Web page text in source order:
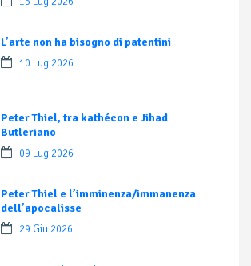
L’arte non ha bisogno di patentini
10 Lug 2026
Peter Thiel, tra kathécon e Jihad
Butleriano
09 Lug 2026
Peter Thiel e l’imminenza/immanenza
dell’apocalisse
29 Giu 2026